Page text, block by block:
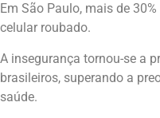
Em São Paulo, mais de
celular roubado.
A insegurança tornou-se a
brasileiros, superando a
saúde.